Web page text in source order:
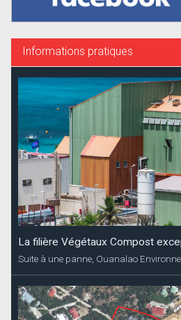
Informations pratiques
La filière Végétaux Compost
Suite à une panne, Ouanalao